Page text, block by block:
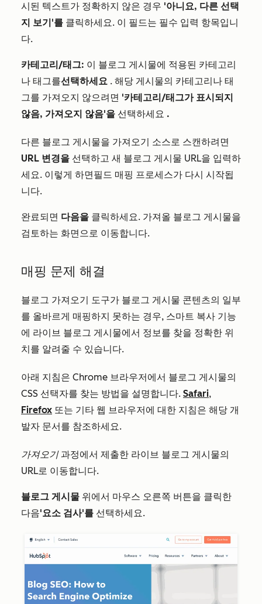
시된 텍스트가 정확하지 않은 경우 '아니요, 다른 선택
지 보기'를 클릭하세요. 이 필드는 필수 입력 항목입니
다.
카테고리/태그: 이 블로그 게시물에 적용된 카테고리
나 태그를선택하세요 . 해당 게시물의 카테고리나 태
그를 가져오지 않으려면 '카테고리/태그가 표시되지
않음, 가져오지 않음'을 선택하세요 .
다른 블로그 게시물을 가져오기 소스로 스캔하려면
URL 변경을 선택하고 새 블로그 게시물 URL을 입력하
세요. 이렇게 하면필드 매핑 프로세스가 다시 시작됩
니다.
완료되면 다음을 클릭하세요. 가져올 블로그 게시물을
검토하는 화면으로 이동합니다.
매핑 문제 해결
블로그 가져오기 도구가 블로그 게시물 콘텐츠의 일부
를 올바르게 매핑하지 못하는 경우, 스마트 복사 기능
에 라이브 블로그 게시물에서 정보를 찾을 정확한 위
치를 알려줄 수 있습니다.
아래 지침은 Chrome 브라우저에서 블로그 게시물의
CSS 선택자를 찾는 방법을 설명합니다. Safari,
Firefox 또는 기타 웹 브라우저에 대한 지침은 해당 개
발자 문서를 참조하세요.
가져오기과정에서 제출한 라이브 블로그 게시물의
URL로 이동합니다.
블로그 게시물 위에서 마우스 오른쪽 버튼을 클릭한
다음'요소 검사'를 선택하세요.